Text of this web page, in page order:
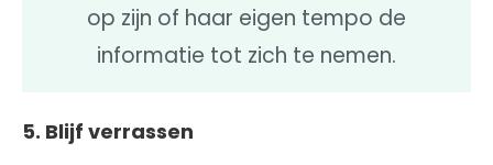
op zijn of haar eigen tempo de
informatie tot zich te nemen.
5. Blijf verrassen